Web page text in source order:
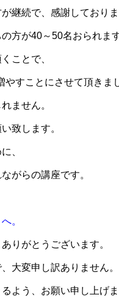
継続で、感謝しておりま
方が40～50名おられます
ことで、
すことにさせて頂きま
ません。
致します。
、
がらの講座です。
。
りがとうございます。
大変申し訳ありません。
よう、お願い申し上げま